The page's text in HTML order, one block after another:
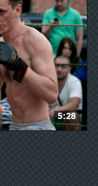
5:28